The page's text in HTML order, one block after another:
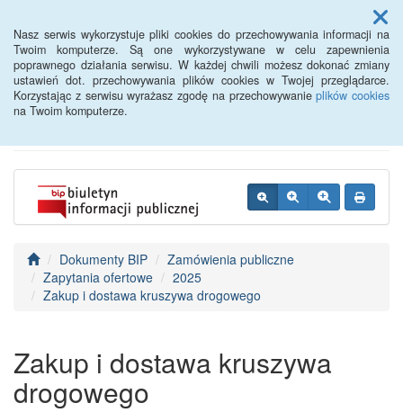
Nasz serwis wykorzystuje pliki cookies do przechowywania informacji na
Twoim komputerze. Są one wykorzystywane w celu zapewnienia
poprawnego działania serwisu. W każdej chwili możesz dokonać zmiany
ustawień dot. przechowywania plików cookies w Twojej przeglądarce.
Korzystając z serwisu wyrażasz zgodę na przechowywanieplików cookies
na Twoim komputerze.
Menu
BIP - Urząd Miejski
Wyśmierzyce
Dokumenty BIP
Zamówienia publiczne
Zapytania ofertowe
2025
Zakup i dostawa kruszywa drogowego
Zakup i dostawa kruszywa
drogowego